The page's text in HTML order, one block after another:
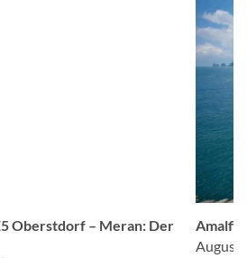
Oberstdorf – Meran: Der
Amalfis
August